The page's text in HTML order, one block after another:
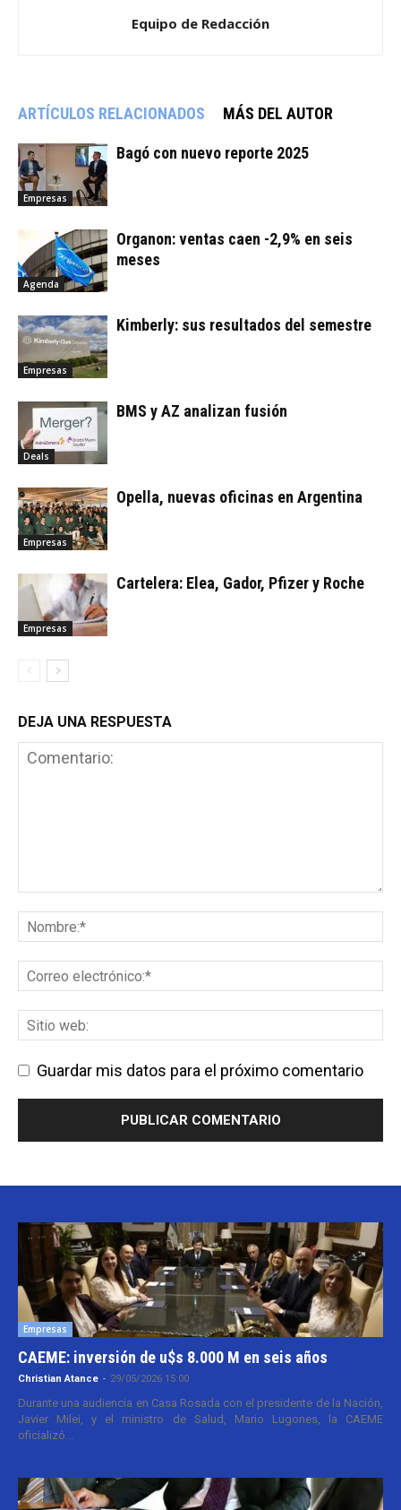
Equipo de Redacción
ARTÍCULOS RELACIONADOS MÁS DEL AUTOR
Empresas
Bagó con nuevo reporte 2025
Agenda
Organon: ventas caen -2,9% en seis
meses
Empresas
Kimberly: sus resultados del semestre
Deals
BMS y AZ analizan fusión
Empresas
Opella, nuevas oficinas en Argentina
Empresas
Cartelera: Elea, Gador, Pfizer y Roche
DEJA UNA RESPUESTA
Guardar mis datos para el próximo comentario
Empresas
CAEME: inversión de u$s 8.000 M en seis años
Christian Atance - 29/05/2026 15:00
Durante una audiencia en Casa Rosada con el presidente de la Nación,
Javier Milei, y el ministro de Salud, Mario Lugones, la CAEME
oficializó...